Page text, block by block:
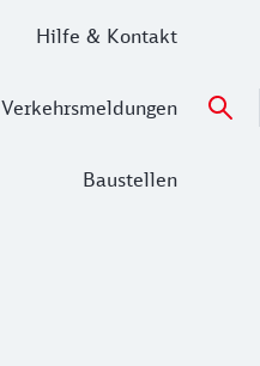
Hilfe & Kontakt
Verkehrsmeldungen
Baustellen